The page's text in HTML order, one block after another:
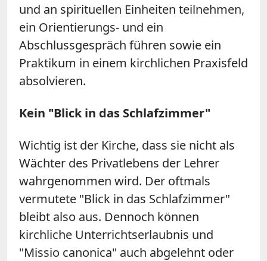
und an spirituellen Einheiten teilnehmen,
ein Orientierungs- und ein
Abschlussgespräch führen sowie ein
Praktikum in einem kirchlichen Praxisfeld
absolvieren.
Kein "Blick in das Schlafzimmer"
Wichtig ist der Kirche, dass sie nicht als
Wächter des Privatlebens der Lehrer
wahrgenommen wird. Der oftmals
vermutete "Blick in das Schlafzimmer"
bleibt also aus. Dennoch können
kirchliche Unterrichtserlaubnis und
"Missio canonica" auch abgelehnt oder